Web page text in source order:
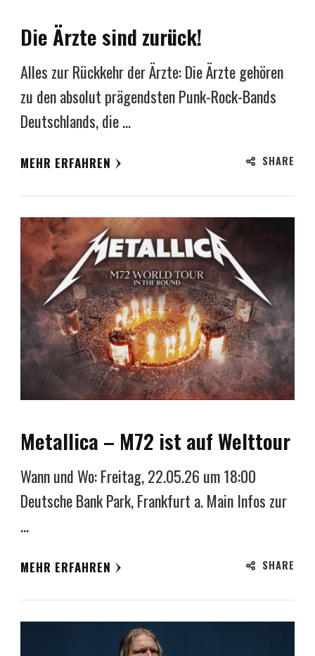
Die Ärzte sind zurück!
Alles zur Rückkehr der Ärzte: Die Ärzte gehören
zu den absolut prägendsten Punk-Rock-Bands
Deutschlands, die …
MEHR ERFAHREN SHARE
Metallica – M72 ist auf Welttour
Wann und Wo: Freitag, 22.05.26 um 18:00
Deutsche Bank Park, Frankfurt a. Main Infos zur
…
MEHR ERFAHREN SHARE